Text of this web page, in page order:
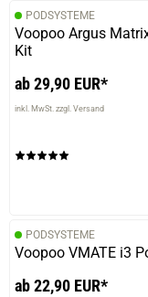
PODSYSTEME
Voopoo Argus
Kit
ab 29,90 EUR*
inkl. MwSt. zzgl. Versand
PODSYSTEME
Voopoo VMATE i3
ab 22,90 EUR*